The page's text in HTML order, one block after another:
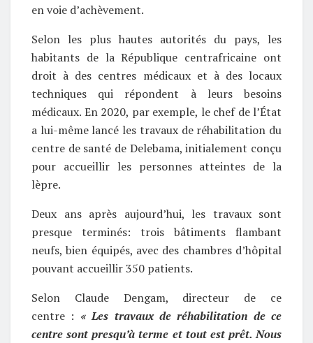
en voie d’achèvement.
Selon les plus hautes autorités du pays, les
habitants de la République centrafricaine ont
droit à des centres médicaux et à des locaux
techniques qui répondent à leurs besoins
médicaux. En 2020, par exemple, le chef de l’État
a lui-même lancé les travaux de réhabilitation du
centre de santé de Delebama, initialement conçu
pour accueillir les personnes atteintes de la
lèpre.
Deux ans après aujourd’hui, les travaux sont
presque terminés: trois bâtiments flambant
neufs, bien équipés, avec des chambres d’hôpital
pouvant accueillir 350 patients.
Selon Claude Dengam, directeur de ce
centre : « Les travaux de réhabilitation de ce
centre sont presqu’à terme et tout est prêt. Nous